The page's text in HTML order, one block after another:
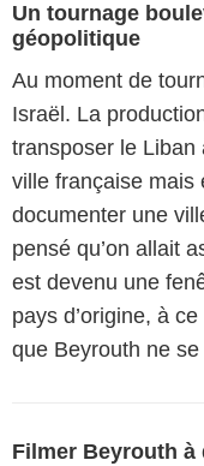
Un tournage
géopolitique
Au moment de
Israël. La
transposer le Liban
ville française mais
documenter une
pensé qu’on allait
est devenu une
pays d’origine, à
que Beyrouth ne
Filmer Beyrouth à